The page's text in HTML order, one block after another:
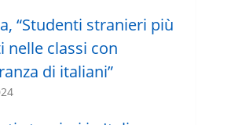
“Studenti stranieri più
nelle classi con
di italiani”